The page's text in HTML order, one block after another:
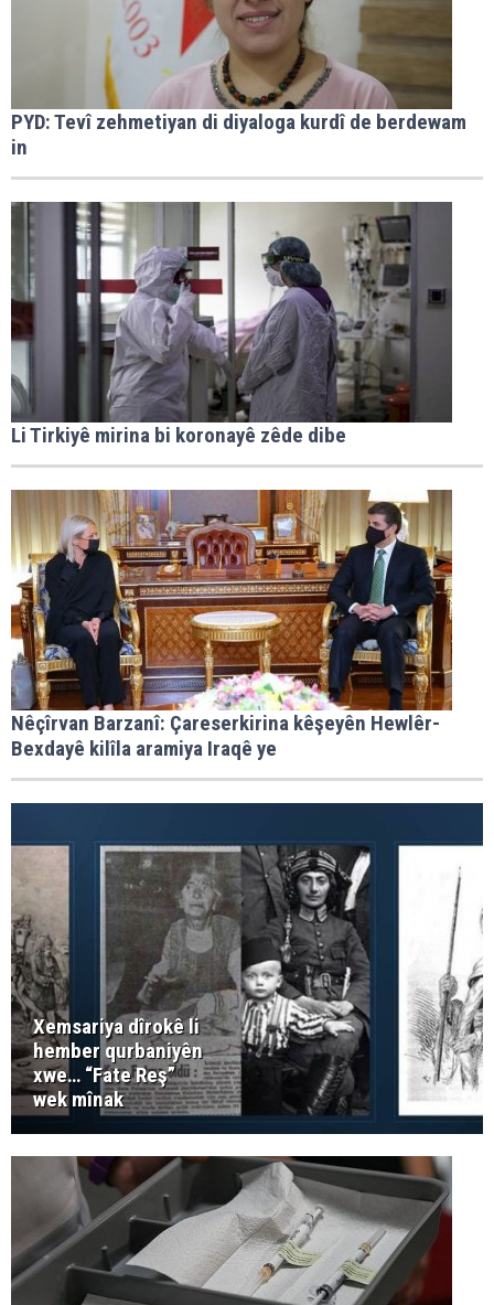
PYD: Tevî zehmetiyan di diyaloga kurdî de berdewam
in
Li Tirkiyê mirina bi koronayê zêde dibe
Nêçîrvan Barzanî: Çareserkirina kêşeyên Hewlêr-
Bexdayê kilîla aramiya Iraqê ye
Xemsariya dîrokê li
hember qurbaniyên
xwe… “Fate Reş”
wek mînak